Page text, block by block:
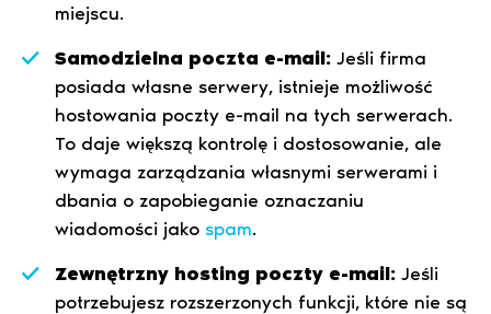
miejscu.
Samodzielna poczta e-mail: Jeśli firma
posiada własne serwery, istnieje możliwość
hostowania poczty e-mail na tych serwerach.
To daje większą kontrolę i dostosowanie, ale
wymaga zarządzania własnymi serwerami i
dbania o zapobieganie oznaczaniu
wiadomości jako spam.
Zewnętrzny hosting poczty e-mail: Jeśli
potrzebujesz rozszerzonych funkcji, które nie są